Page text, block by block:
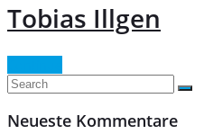
Tobias Illgen
Neueste Kommentare